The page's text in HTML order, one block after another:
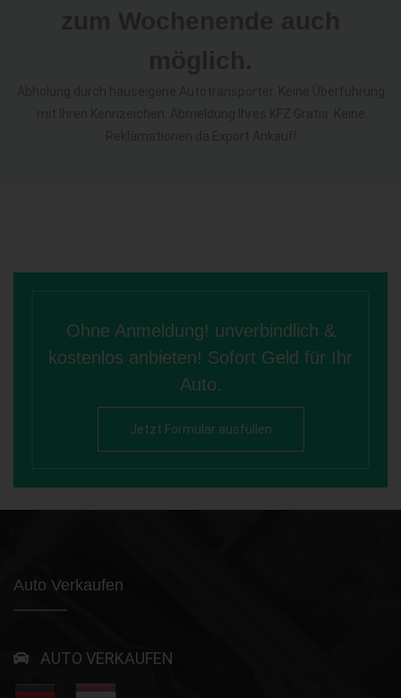
Ohne Anmeldung! unverbindlich &
kostenlos anbieten! Sofort Geld für Ihr
Auto.
Jetzt Formular ausfüllen
Auto Verkaufen
AUTO VERKAUFEN